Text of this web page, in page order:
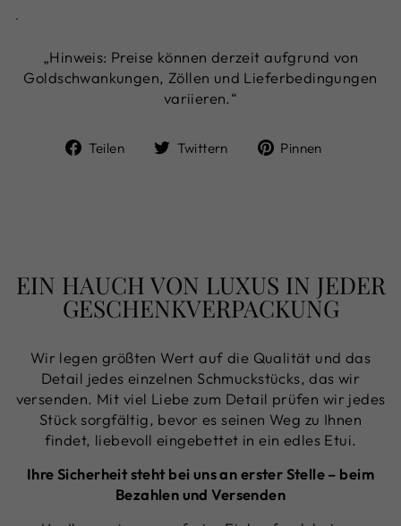
.
„Hinweis: Preise können derzeit aufgrund von
Goldschwankungen, Zöllen und Lieferbedingungen
variieren.“
Teilen
Auf
Twittern
Auf
Pinnen
EIN HAUCH VON LUXUS IN JEDER
GESCHENKVERPACKUNG
Wir legen größten Wert auf die Qualität und das
Detail jedes einzelnen Schmuckstücks, das wir
versenden. Mit viel Liebe zum Detail prüfen wir jedes
Stück sorgfältig, bevor es seinen Weg zu Ihnen
findet, liebevoll eingebettet in ein edles Etui.
Ihre Sicherheit steht bei uns an erster Stelle – beim
Bezahlen und Versenden